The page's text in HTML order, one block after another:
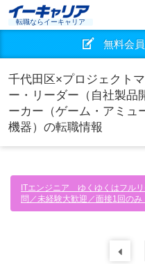
転職ならイーキャリア
無料会
千代田区×プロジェクト
ー・リーダー（自社製品
ーカー（ゲーム・アミュ
機器）の転職情報
ITエンジニア ゆくゆくはフル
問／未経験大歓迎／面接1回のみ